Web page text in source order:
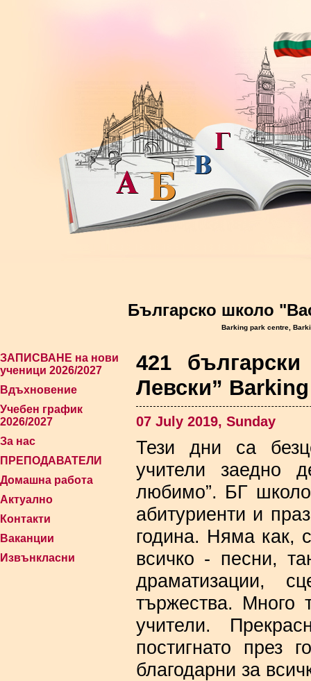
Българско школо
Barking park centre,
ЗАПИСВАНЕ на нови
ученици 2026/2027
Вдъхновение
Учебен график
2026/2027
За нас
ПРЕПОДАВАТЕЛИ
Домашна работа
Актуално
Контакти
Ваканции
Извънкласни
421
Левски”
07 July 2019, Sunday
Тези дни са
учители заедно
любимо”. БГ школо
абитуриенти и
година. Няма как,
всичко - песни,
драматизации,
тържества. Много
учители.
постигнато през
благодарни за